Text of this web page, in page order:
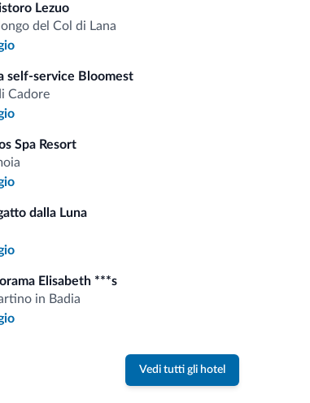
Lezuo
del Col di Lana
self-service Bloomest
Cadore
Spa Resort
dalla Luna
Elisabeth ***s
in Badia
Vedi tutti gli hotel
Riceverai informazioni,